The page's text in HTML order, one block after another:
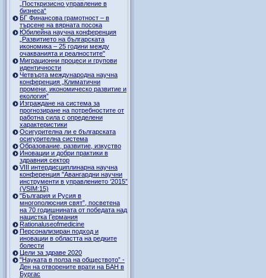
„Посткризисно управление в
бизнеса“
БГ Финансова грамотност – в
търсене на вярната посока
Юбилейна научна конференция
„Развитието на българската
икономика – 25 години между
очакванията и реалностите"
Миграционни процеси и групови
идентичности
Четвърта международна научна
конференция „Климатични
промени, икономическо развитие и
екология”
Изграждане на система за
прогнозиране на потребностите от
работна сила с определени
характеристики
Осигурителна ли е българската
осигурителна система
Образование, развитие, изкуство
Иновации и добри практики в
здравния сектор
VIII интердисциплинарна научна
конференция "Авангардни научни
инструменти в управлението ‘2015”
(VSIM:15)
"България и Русия в
многополюсния свят”, посветена
на 70 годишнината от победата над
нацистка Германия
Rationaluseofmedicine
Персонализиран подход и
иновации в областта на редките
болести
Цели за здраве 2020
"Науката в полза на обществото” -
Ден на отворените врати на БАН в
Бургас